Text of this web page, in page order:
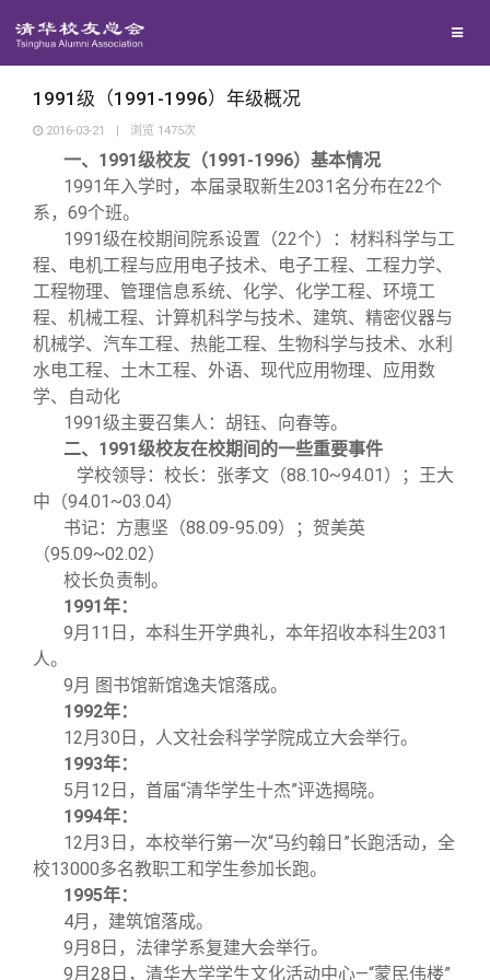
西南联大校友会
回馈母校
捐赠项目
捐赠新闻
捐赠纪事
捐赠方法
媒体平台
《清华校友通讯》
《水木清华》
我要订阅
百年清华
清华人物
清华故事
校友讲坛
校友视界
校友服务
终身学习
实用信息
校友总会
总会章程
理事会名单
关闭
1991级（1991-1996）年级概况
2016-03-21 | 浏览 1475次
一、 1991级校友（1991-1996）基本情况
1991年入学时，本届录取新生2031名分布在22个
系，69个班。
1991级在校期间院系设置（22个）：材料科学与工
程、电机工程与应用电子技术、电子工程、工程力学、
工程物理、管理信息系统、化学、化学工程、环境工
程、机械工程、计算机科学与技术、建筑、精密仪器与
机械学、汽车工程、热能工程、生物科学与技术、水利
水电工程、土木工程、外语、现代应用物理、应用数
学、自动化
1991级主要召集人：胡钰、向春等。
二、 1991级校友在校期间的一些重要事件
学校领导：校长：张孝文（88.10~94.01）；王大
中（94.01~03.04）
书记：方惠坚（88.09-95.09）；贺美英
（95.09~02.02）
校长负责制。
1991年：
9月11日，本科生开学典礼，本年招收本科生2031
人。
9月 图书馆新馆逸夫馆落成。
1992年：
12月30日，人文社会科学学院成立大会举行。
1993年：
5月12日，首届“清华学生十杰”评选揭晓。
1994年：
12月3日，本校举行第一次“马约翰日”长跑活动，全
校13000多名教职工和学生参加长跑。
1995年：
4月，建筑馆落成。
9月8日，法律学系复建大会举行。
9月28日，清华大学学生文化活动中心—“蒙民伟楼”